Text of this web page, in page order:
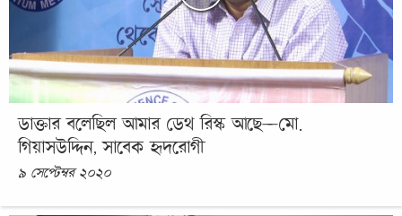
ডাক্তার বলেছিল আমার ডেথ রিস্ক আছে—মো.
গিয়াসউদ্দিন, সাবেক হৃদরোগী
৯ সেপ্টেম্বর ২০২০